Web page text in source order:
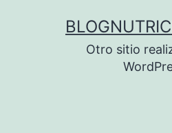
Otro sitio